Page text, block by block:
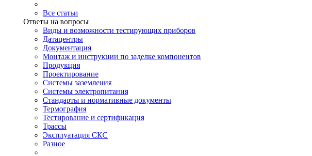
Все статьи
Ответы на вопросы
Виды и возможности тестирующих приборов
Датацентры
Документация
Монтаж и инструкции по заделке компонентов
Продукция
Проектирование
Системы заземления
Системы электропитания
Стандарты и нормативные документы
Термография
Тестирование и сертификация
Трассы
Эксплуатация СКС
Разное